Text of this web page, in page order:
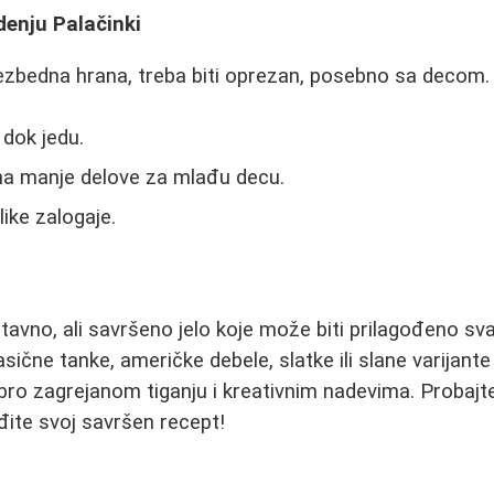
Palačinki
hrana, treba biti oprezan, posebno sa decom.
jedu.
manje delove za mlađu decu.
zalogaje.
ali savršeno jelo koje može biti prilagođeno
tanke, američke debele, slatke ili slane
zagrejanom tiganju i kreativnim nadevima.
svoj savršen recept!